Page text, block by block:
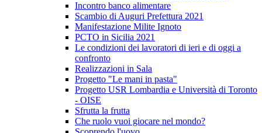
Incontro banco alimentare
Scambio di Auguri Prefettura 2021
Manifestazione Milite Ignoto
PCTO in Sicilia 2021
Le condizioni dei lavoratori di ieri e di oggi a
confronto
Realizzazioni in Sala
Progetto "Le mani in pasta"
Progetto USR Lombardia e Università di Toronto
- OISE
Sfrutta la frutta
Che ruolo vuoi giocare nel mondo?